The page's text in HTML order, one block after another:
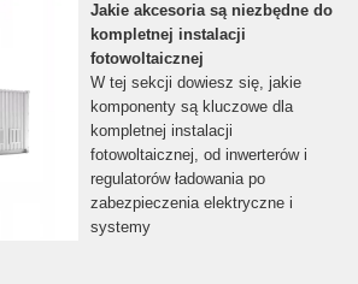
Jakie akcesoria są niezbędne do
kompletnej instalacji
fotowoltaicznej
W tej sekcji dowiesz się, jakie
komponenty są kluczowe dla
kompletnej instalacji
fotowoltaicznej, od inwerterów i
regulatorów ładowania po
zabezpieczenia elektryczne i
systemy